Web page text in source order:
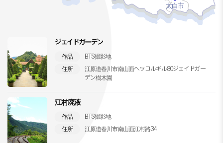
太白市
ジェイドガーデン
作品
BTS撮影地
住所
江原道春川市南山面ヘッコルギル80ジェイドガー
デン樹木園
江村廃液
作品
BTS撮影地
住所
江原道春川市南山面江村路34